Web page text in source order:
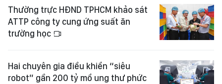
Thường trực HĐND TPHCM khảo sát
ATTP công ty cung ứng suất ăn
trường học
Hai chuyên gia điều khiển “siêu
robot” gần 200 tỷ mổ ung thư phức